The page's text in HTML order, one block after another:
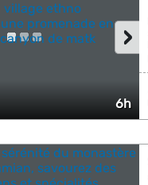
6h
›